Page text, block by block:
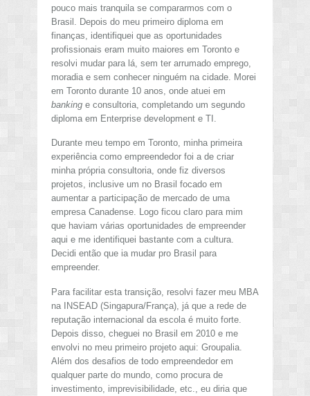
pouco mais tranquila se compararmos com o
Brasil. Depois do meu primeiro diploma em
finanças, identifiquei que as oportunidades
profissionais eram muito maiores em Toronto e
resolvi mudar para lá, sem ter arrumado emprego,
moradia e sem conhecer ninguém na cidade. Morei
em Toronto durante 10 anos, onde atuei em
banking e consultoria, completando um segundo
diploma em Enterprise development e TI.
Durante meu tempo em Toronto, minha primeira
experiência como empreendedor foi a de criar
minha própria consultoria, onde fiz diversos
projetos, inclusive um no Brasil focado em
aumentar a participação de mercado de uma
empresa Canadense. Logo ficou claro para mim
que haviam várias oportunidades de empreender
aqui e me identifiquei bastante com a cultura.
Decidi então que ia mudar pro Brasil para
empreender.
Para facilitar esta transição, resolvi fazer meu MBA
na INSEAD (Singapura/França), já que a rede de
reputação internacional da escola é muito forte.
Depois disso, cheguei no Brasil em 2010 e me
envolvi no meu primeiro projeto aqui: Groupalia.
Além dos desafios de todo empreendedor em
qualquer parte do mundo, como procura de
investimento, imprevisibilidade, etc., eu diria que